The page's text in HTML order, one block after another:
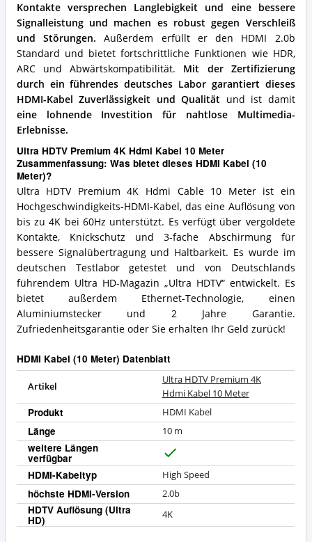
Kontakte versprechen Langlebigkeit und eine bessere
Signalleistung und machen es robust gegen Verschleiß
und Störungen. Außerdem erfüllt er den HDMI 2.0b
Standard und bietet fortschrittliche Funktionen wie HDR,
ARC und Abwärtskompatibilität. Mit der Zertifizierung
durch ein führendes deutsches Labor garantiert dieses
HDMI-Kabel Zuverlässigkeit und Qualität und ist damit
eine lohnende Investition für nahtlose Multimedia-
Erlebnisse.
Ultra HDTV Premium 4K Hdmi Kabel 10 Meter
Zusammenfassung: Was bietet dieses HDMI Kabel (10
Meter)?
Ultra HDTV Premium 4K Hdmi Cable 10 Meter ist ein
Hochgeschwindigkeits-HDMI-Kabel, das eine Auflösung von
bis zu 4K bei 60Hz unterstützt. Es verfügt über vergoldete
Kontakte, Knickschutz und 3-fache Abschirmung für
bessere Signalübertragung und Haltbarkeit. Es wurde im
deutschen Testlabor getestet und von Deutschlands
führendem Ultra HD-Magazin „Ultra HDTV“ entwickelt. Es
bietet außerdem Ethernet-Technologie, einen
Aluminiumstecker und 2 Jahre Garantie.
Zufriedenheitsgarantie oder Sie erhalten Ihr Geld zurück!
HDMI Kabel (10 Meter) Datenblatt
Artikel
Ultra HDTV Premium 4K
Hdmi Kabel 10 Meter
Produkt HDMI Kabel
Länge 10 m
weitere Längen
verfügbar
a
HDMI-Kabeltyp High Speed
höchste HDMI-Version 2.0b
HDTV Auflösung (Ultra
HD) 4K